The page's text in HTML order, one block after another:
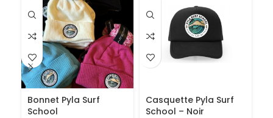
Bonnet Pyla Surf
School
Casquette Pyla Surf
School – Noir